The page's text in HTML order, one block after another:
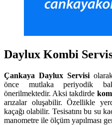
Daylux Kombi
ÇankayaDaylux Servisi
önce mutlaka periyodik
önerilmektedir. Aksi takdirde
arızalar oluşabilir. Özellikle
kaçağı olabilir. Tesisatını bu su
manometre ile ölçüm yapılması